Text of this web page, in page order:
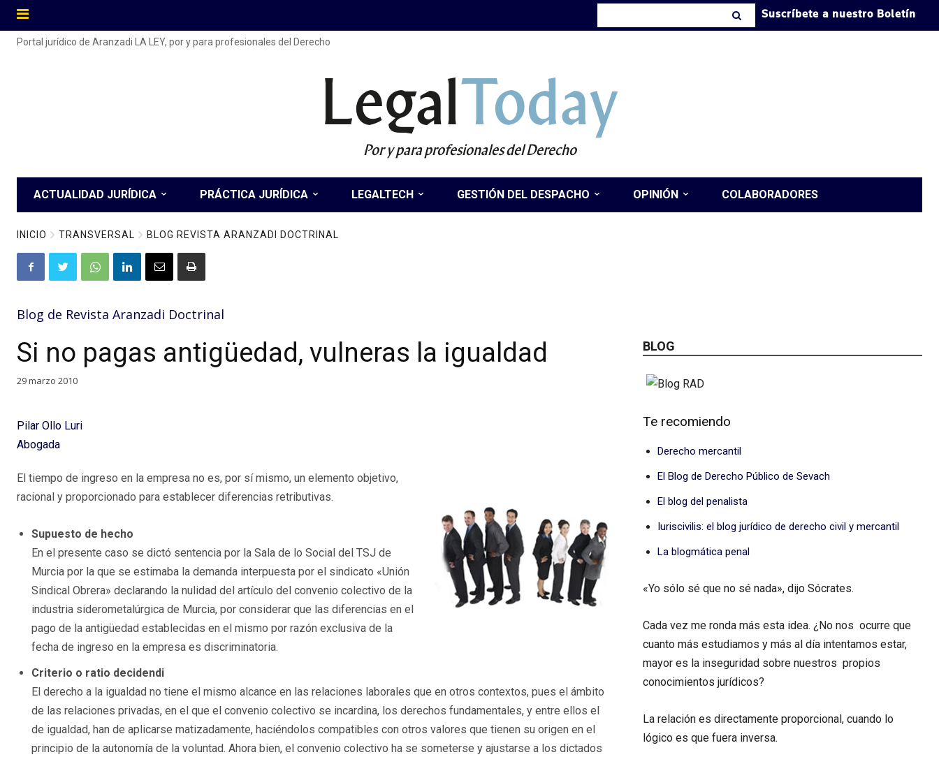
Suscríbete a nuestro Boletín
Portal jurídico de Aranzadi LA LEY, por y para profesionales del Derecho
LegalToday
Por y para profesionales del Derecho
ACTUALIDAD JURÍDICA PRÁCTICA JURÍDICA LEGALTECH GESTIÓN DEL DESPACHO OPINIÓN COLABORADORES
INICIO TRANSVERSAL BLOG REVISTA ARANZADI DOCTRINAL
Blog de Revista Aranzadi Doctrinal
Si no pagas antigüedad, vulneras la igualdad
29 marzo 2010
Pilar Ollo Luri
Abogada
El tiempo de ingreso en la empresa no es, por sí mismo, un elemento objetivo,
racional y proporcionado para establecer diferencias retributivas.
Supuesto de hecho
En el presente caso se dictó sentencia por la Sala de lo Social del TSJ de
Murcia por la que se estimaba la demanda interpuesta por el sindicato «Unión
Sindical Obrera» declarando la nulidad del artículo del convenio colectivo de la
industria siderometalúrgica de Murcia, por considerar que las diferencias en el
pago de la antigüedad establecidas en el mismo por razón exclusiva de la
fecha de ingreso en la empresa es discriminatoria.
Criterio o ratio decidendi
El derecho a la igualdad no tiene el mismo alcance en las relaciones laborales que en otros contextos, pues el ámbito
de las relaciones privadas, en el que el convenio colectivo se incardina, los derechos fundamentales, y entre ellos el
de igualdad, han de aplicarse matizadamente, haciéndolos compatibles con otros valores que tienen su origen en el
principio de la autonomía de la voluntad. Ahora bien, el convenio colectivo ha se someterse y ajustarse a los dictados
BLOG
Te recomiendo
Derecho mercantil
El Blog de Derecho Público de Sevach
El blog del penalista
Iuriscivilis: el blog jurídico de derecho civil y mercantil
La blogmática penal
«Yo sólo sé que no sé nada», dijo Sócrates.
Cada vez me ronda más esta idea. ¿No nos ocurre que
cuanto más estudiamos y más al día intentamos estar,
mayor es la inseguridad sobre nuestros propios
conocimientos jurídicos?
La relación es directamente proporcional, cuando lo
lógico es que fuera inversa.